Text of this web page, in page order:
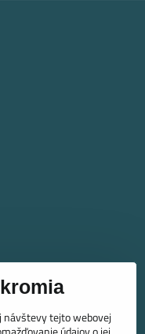
návštevy tejto webovej